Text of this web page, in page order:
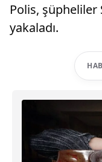
Polis, şüpheliler
yakaladı.